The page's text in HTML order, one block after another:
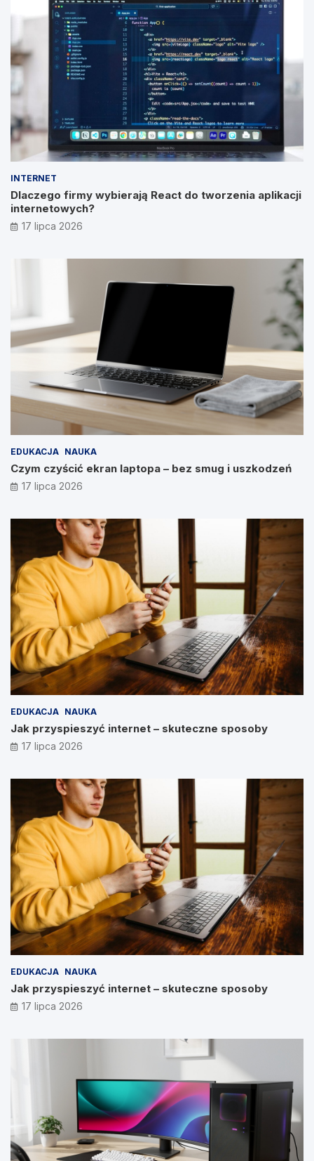
INTERNET
Dlaczego firmy wybierają React do tworzenia aplikacji
internetowych?
17 lipca 2026
EDUKACJA NAUKA
Czym czyścić ekran laptopa – bez smug i uszkodzeń
17 lipca 2026
EDUKACJA NAUKA
Jak przyspieszyć internet – skuteczne sposoby
17 lipca 2026
EDUKACJA NAUKA
Jak przyspieszyć internet – skuteczne sposoby
17 lipca 2026